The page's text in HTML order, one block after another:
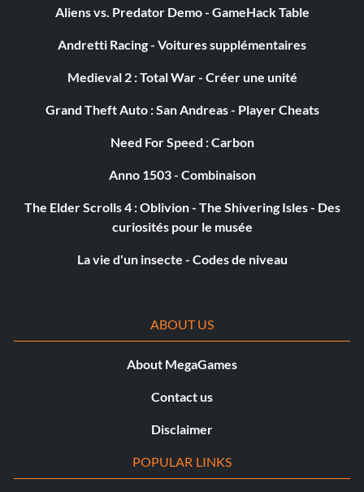
Aliens vs. Predator Demo - GameHack Table
Andretti Racing - Voitures supplémentaires
Medieval 2 : Total War - Créer une unité
Grand Theft Auto : San Andreas - Player Cheats
Need For Speed : Carbon
Anno 1503 - Combinaison
The Elder Scrolls 4 : Oblivion - The Shivering Isles - Des
curiosités pour le musée
La vie d'un insecte - Codes de niveau
ABOUT US
About MegaGames
Contact us
Disclaimer
POPULAR LINKS